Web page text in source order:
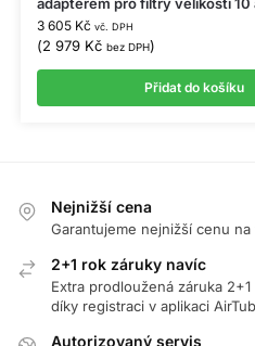
3 605 Kč vč. DPH
(2 979 Kč bez DPH)
Přidat do košíku
Nejnižší cena
Garantujeme nejnižší cenu na
2+1 rok záruky navíc
Extra prodloužená záruka
díky registraci v aplikaci
Autorizovaný servis